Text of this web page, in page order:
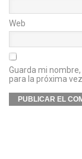
Web
Guarda mi
para la próxima